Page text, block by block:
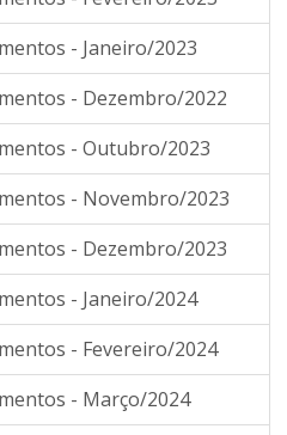
- Janeiro/2023
- Dezembro/2022
- Outubro/2023
- Novembro/2023
- Dezembro/2023
- Janeiro/2024
- Fevereiro/2024
- Março/2024